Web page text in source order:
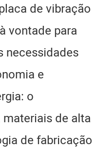
de vibração
vontade para
necessidades
e
o
de alta
de fabricação